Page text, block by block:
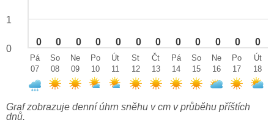
0 0 0 0 0 0 0 0 0 0 0 0
1
0
Pá
07
So
08
Ne
09
Po
10
Út
11
St
12
Čt
13
Pá
14
So
15
Ne
16
Po
17
Út
18
Graf zobrazuje denní úhrn sněhu v cm v průběhu příštích
dnů.